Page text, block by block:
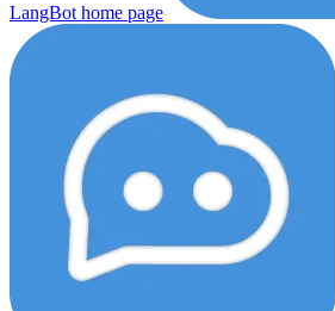
LangBot home page